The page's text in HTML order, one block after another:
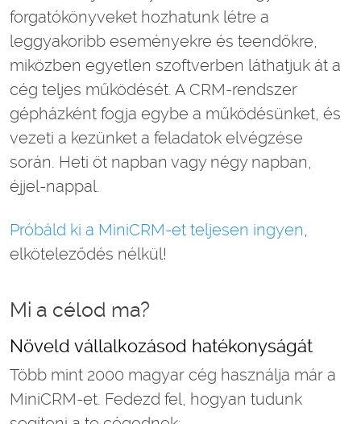
forgatókönyveket hozhatunk létre a
leggyakoribb eseményekre és teendőkre,
miközben egyetlen szoftverben láthatjuk át a
cég teljes működését. A CRM-rendszer
gépházként fogja egybe a működésünket, és
vezeti a kezünket a feladatok elvégzése
során. Heti öt napban vagy négy napban,
éjjel-nappal.
Próbáld ki a MiniCRM-et teljesen ingyen,
elköteleződés nélkül!
Mi a célod ma?
Növeld vállalkozásod hatékonyságát
Több mint 2000 magyar cég használja már a
MiniCRM-et. Fedezd fel, hogyan tudunk